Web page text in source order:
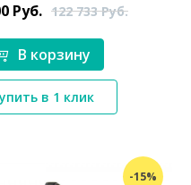
*}
Руб. 122 733Руб.
В корзину
в 1 клик
-15%